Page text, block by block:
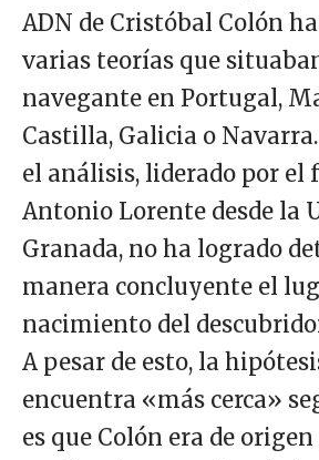
ADN de Cristóbal Colón
varias teorías que
navegante en Portugal,
Castilla, Galicia o
el análisis, liderado por el
Antonio Lorente desde la
Granada, no ha logrado
manera concluyente el
nacimiento del
A pesar de esto, la
encuentra «más cerca»
es que Colón era de